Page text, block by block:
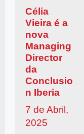
Célia
Vieira é a
nova
Managing
Director
da
Conclusio
n Iberia
7 de Abril,
2025